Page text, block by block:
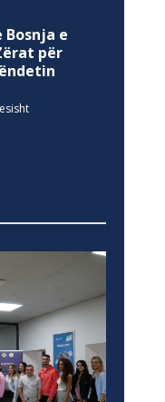
Bosnja e
për